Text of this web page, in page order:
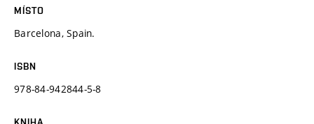
MÍSTO
Barcelona, Spain.
ISBN
978-84-942844-5-8
KNIHA